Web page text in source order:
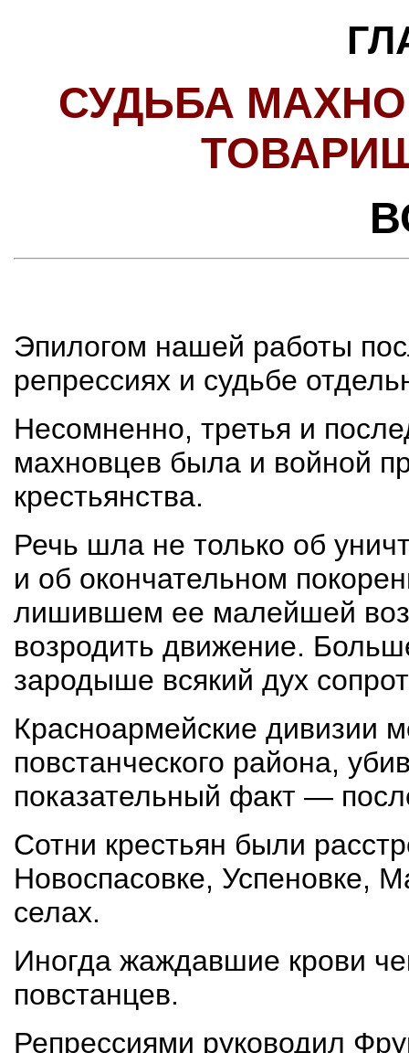
СУДЬБА
Эпилогом нашей работы
репрессиях и судьбе
Несомненно, третья и
махновцев была и войной
крестьянства.
Речь шла не только об
и об окончательном
лишившем ее малейшей
возродить движение.
зародыше всякий дух
Красноармейские дивизии
повстанческого района,
показательный факт —
Сотни крестьян были
Новоспасовке, Успеновке,
селах.
Иногда жаждавшие крови
повстанцев.
Репрессиями руководил